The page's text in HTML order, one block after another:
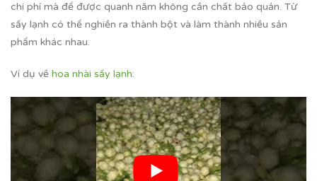
chi phí mà để được quanh năm không cần chất bảo quản. Từ
sấy lạnh có thể nghiền ra thành bột và làm thành nhiều sản
phẩm khác nhau.
Ví dụ về hoa nhài sấy lạnh: